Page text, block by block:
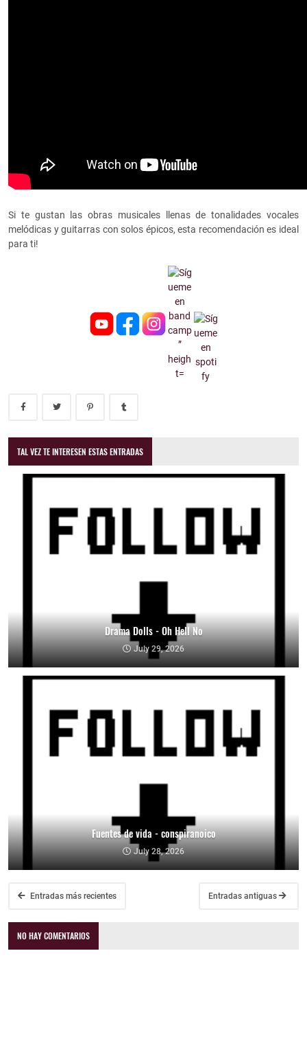
Si te gustan las obras musicales llenas de tonalidades vocales
melódicas y guitarras con solos épicos, esta recomendación es ideal
para ti!
TAL VEZ TE INTERESEN ESTAS ENTRADAS
Drama Dolls - Oh Hell No
July 29, 2026
Fuentes de vida - conspiranoico
July 28, 2026
Entradas más recientes Entradas antiguas
NO HAY COMENTARIOS